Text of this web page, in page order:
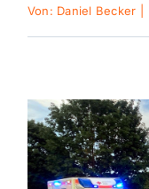
Von: Daniel Becker